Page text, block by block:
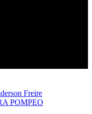
Freire
POMPEO